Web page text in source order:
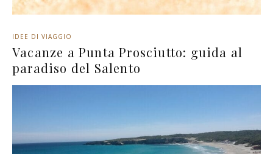
IDEE DI VIAGGIO
Vacanze a Punta Prosciutto: guida al
paradiso del Salento